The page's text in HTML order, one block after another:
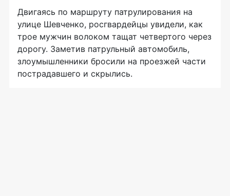
Двигаясь по маршруту патрулирования на
улице Шевченко, росгвардейцы увидели, как
трое мужчин волоком тащат четвертого через
дорогу. Заметив патрульный автомобиль,
злоумышленники бросили на проезжей части
пострадавшего и скрылись.